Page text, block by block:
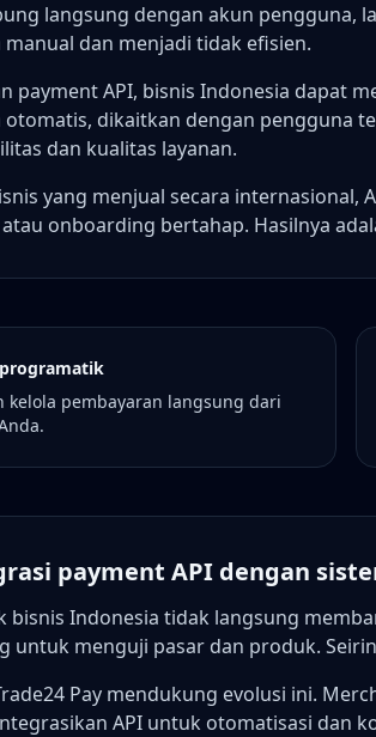
langsung dengan akun pengguna,
manual dan menjadi tidak efisien.
payment API, bisnis Indonesia dapat
otomatis, dikaitkan dengan pengguna
dan kualitas layanan.
yang menjual secara
onboarding bertahap. Hasilnya
kelola pembayaran langsung dari
payment API dengan
bisnis Indonesia tidak langsung
untuk menguji pasar dan produk.
Pay mendukung evolusi ini.
API untuk otomatisasi dan